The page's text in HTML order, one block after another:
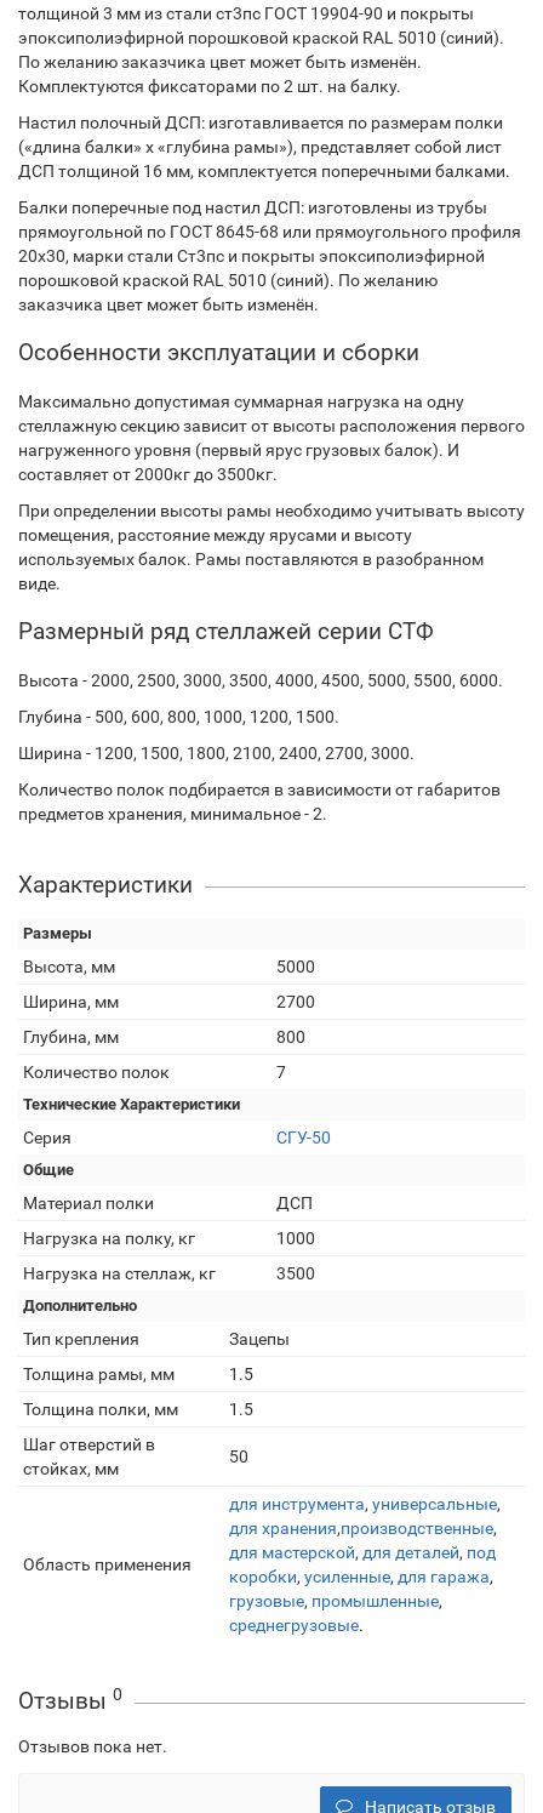
толщиной 3 мм из стали ст3пс ГОСТ 19904-90 и покрыты
эпоксиполиэфирной порошковой краской RAL 5010 (синий).
По желанию заказчика цвет может быть изменён.
Комплектуются фиксаторами по 2 шт. на балку.
Настил полочный ДСП: изготавливается по размерам полки
(«длина балки» х «глубина рамы»), представляет собой лист
ДСП толщиной 16 мм, комплектуется поперечными балками.
Балки поперечные под настил ДСП: изготовлены из трубы
прямоугольной по ГОСТ 8645-68 или прямоугольного профиля
20х30, марки стали Ст3пс и покрыты эпоксиполиэфирной
порошковой краской RAL 5010 (синий). По желанию
заказчика цвет может быть изменён.
Особенности эксплуатации и сборки
Максимально допустимая суммарная нагрузка на одну
стеллажную секцию зависит от высоты расположения первого
нагруженного уровня (первый ярус грузовых балок). И
составляет от 2000кг до 3500кг.
При определении высоты рамы необходимо учитывать высоту
помещения, расстояние между ярусами и высоту
используемых балок. Рамы поставляются в разобранном
виде.
Размерный ряд стеллажей серии СТФ
Высота - 2000, 2500, 3000, 3500, 4000, 4500, 5000, 5500, 6000.
Глубина - 500, 600, 800, 1000, 1200, 1500.
Ширина - 1200, 1500, 1800, 2100, 2400, 2700, 3000.
Количество полок подбирается в зависимости от габаритов
предметов хранения, минимальное - 2.
Характеристики
Размеры
Высота, мм
5000
Ширина, мм
2700
Глубина, мм
800
Количество полок
7
Технические Характеристики
Серия СГУ-50
Общие
Материал полки
ДСП
Нагрузка на полку, кг
1000
Нагрузка на стеллаж, кг
3500
Дополнительно
Тип крепления
Зацепы
Толщина рамы, мм
1.5
Толщина полки, мм
1.5
Шаг отверстий в
стойках, мм
50
Область применения
для инструмента, универсальные,
для хранения,производственные,
для мастерской, для деталей, под
коробки, усиленные, для гаража,
грузовые, промышленные,
среднегрузовые.
Отзывы 0
Отзывов пока нет.
Написать отзыв